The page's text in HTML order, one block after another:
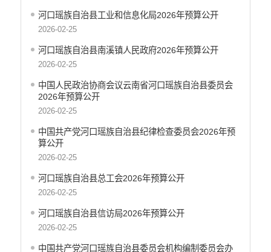
财政资金直达基层
乡村振兴
养老服务
生态环境
义务教育
医疗卫生
政府网站工作年度报表
统计信息
公共文化服务
食品药品监管
产品质量
河口瑶族自治县工业和信息化局2026年预算公开
2026-02-25
河口瑶族自治县南溪镇人民政府2026年预算公开
2026-02-25
中国人民政治协商会议云南省河口瑶族自治县委员会
2026年预算公开
2026-02-25
中国共产党河口瑶族自治县纪律检查委员会2026年预
算公开
2026-02-25
河口瑶族自治县总工会2026年预算公开
2026-02-25
河口瑶族自治县信访局2026年预算公开
2026-02-25
中国共产党河口瑶族自治县委员会机构编制委员会办